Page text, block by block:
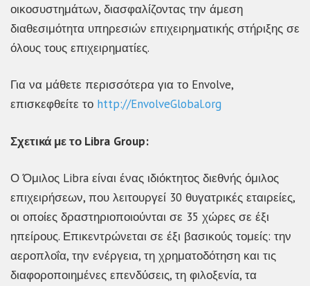
οικοσυστημάτων, διασφαλίζοντας την άμεση
διαθεσιμότητα υπηρεσιών επιχειρηματικής στήριξης σε
όλους τους επιχειρηματίες.
Για να μάθετε περισσότερα για το Envolve,
επισκεφθείτε το http://EnvolveGlobal.org
Σχετικά με το Libra Group:
Ο Όμιλος Libra είναι ένας ιδιόκτητος διεθνής όμιλος
επιχειρήσεων, που λειτουργεί 30 θυγατρικές εταιρείες,
οι οποίες δραστηριοποιούνται σε 35 χώρες σε έξι
ηπείρους. Επικεντρώνεται σε έξι βασικούς τομείς: την
αεροπλοΐα, την ενέργεια, τη χρηματοδότηση και τις
διαφοροποιημένες επενδύσεις, τη φιλοξενία, τα